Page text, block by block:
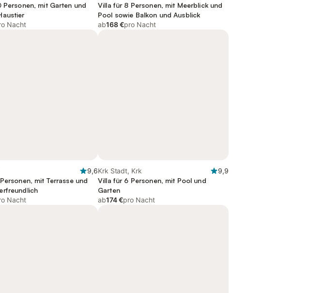
Personen, mit Garten und
Nacht
Villa für 8 Personen, mit Meerblick und
Pool sowie Balkon und Ausblick
ab168 €pro Nacht
9,6
mit Terrasse und
Nacht
Krk Stadt, Krk
9,9
Villa für 6 Personen, mit Pool und
Garten
ab174 €pro Nacht